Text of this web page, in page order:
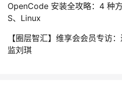
OpenCode 安装全攻略：4 种
S、Linux
【圈层智汇】维享会会员专访
监刘琪